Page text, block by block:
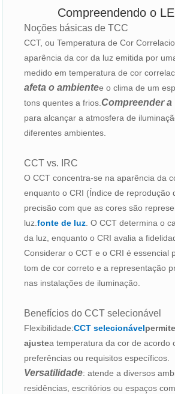
Compreendendo o
Noções básicas de TCC
CCT, ou Temperatura de Cor
aparência da cor da luz emitida por
medido em temperatura de cor
afeta o ambientee o clima de um
tons quentes a frios.Compreender a
para alcançar a atmosfera de
diferentes ambientes.
CCT vs. IRC
O CCT concentra-se na aparência da
enquanto o CRI (Índice de reprodução
precisão com que as cores são
luz.fonte de luz. O CCT determina o
da luz, enquanto o CRI avalia a
Considerar o CCT e o CRI é essencial
tom de cor correto e a representação
nas instalações de iluminação.
Benefícios do CCT selecionável
Flexibilidade:CCT selecionável
ajustea temperatura da cor de acordo
preferências ou requisitos específicos.
Versatilidade: atende a diversos
residências, escritórios ou espaços